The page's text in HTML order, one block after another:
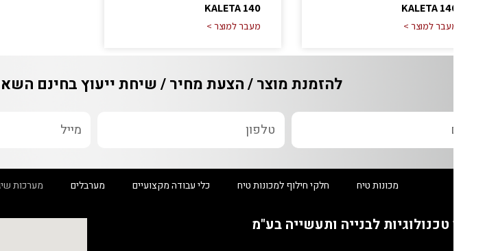
KALETA
למוצר >
KALETA 140
מעבר למוצר >
להזמנת מוצר / הצעת מחיר / שיחת ייעוץ בחינםהשאירו
מכונות טיח חלקי חילוף למכונות טיח כלי עבודה מקצועיים מערבלים מערכות שיגור
לבנייה ותעשייה בע"מ